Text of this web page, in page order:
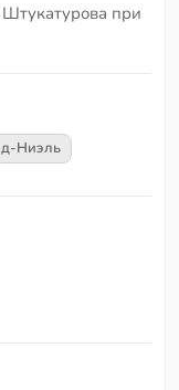
при
Ниэль